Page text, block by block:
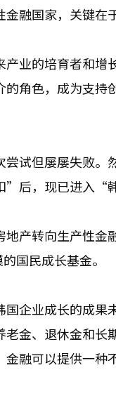
融国家，关键在
业的培育者和增
角色，成为支持
试但屡屡失败。
”后，现已进入“
产转向生产性金
国民成长基金。
企业成长的成果
金、退休金和长
金融可以提供一